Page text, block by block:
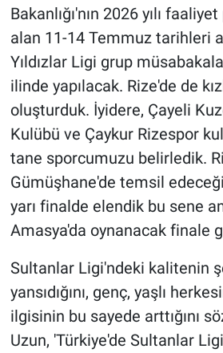
Bakanlığı'nın 2026 yılı
alan 11-14 Temmuz tarihleri
Yıldızlar Ligi grup
ilinde yapılacak. Rize'de de
oluşturduk. İyidere, Çayeli
Kulübü ve Çaykur Rizespor
tane sporcumuzu belirledik.
Gümüşhane'de temsil
yarı finalde elendik bu sene
Amasya'da oynanacak finale
Sultanlar Ligi'ndeki kalitenin
yansıdığını, genç, yaşlı
ilgisinin bu sayede arttığını
Uzun, 'Türkiye'de Sultanlar